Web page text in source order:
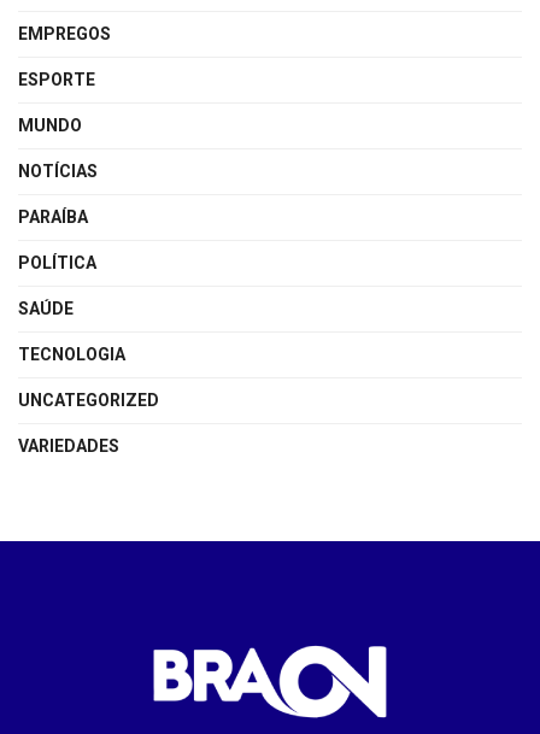
EMPREGOS
ESPORTE
MUNDO
NOTÍCIAS
PARAÍBA
POLÍTICA
SAÚDE
TECNOLOGIA
UNCATEGORIZED
VARIEDADES